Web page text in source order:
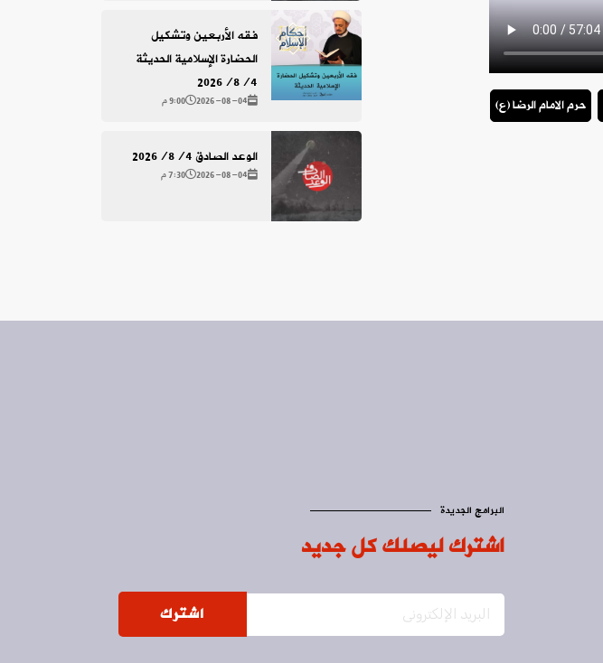
حرم الامام الرضا (ع)
فقه الأربعين وتشكيل
الحضارة الإسلامية الحديثة
2026/8/4
2026-08-04 9:00 م
الوعد الصادق 2026/8/4
2026-08-04 7:30 م
البرامج الجديدة
اشترك ليصلك كل جديد
اشترك